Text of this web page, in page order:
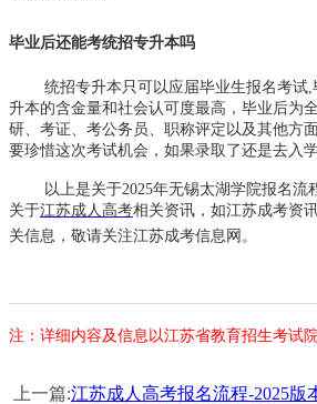
毕业后还能考统招专升本吗
统招专升本只可以应届毕业生报名考
升本的含金量和社会认可度最高，毕业后为
研、考证、考公务员、职称评定以及其他方
要珍惜这次考试机会，如果录取了还是去入学
以上是关于2025年无锡太湖学院报名
关于江苏成人高考相关资讯，如江苏成考资
关信息，敬请关注江苏成考信息网。
注：详细内容及信息以江苏省教育招生考试
上一篇:江苏成人高考报名流程-2025版